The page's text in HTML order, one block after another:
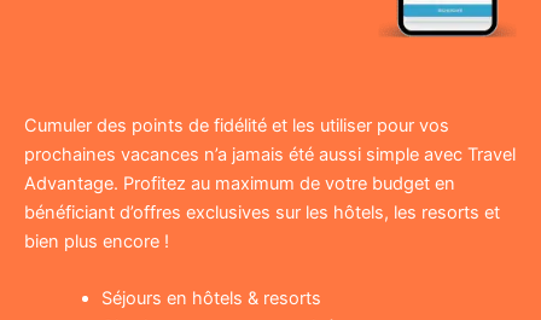
Cumuler des points de fidélité et les utiliser pour vos
prochaines vacances n’a jamais été aussi simple avec Travel
Advantage. Profitez au maximum de votre budget en
bénéficiant d’offres exclusives sur les hôtels, les resorts et
bien plus encore !
Séjours en hôtels & resorts